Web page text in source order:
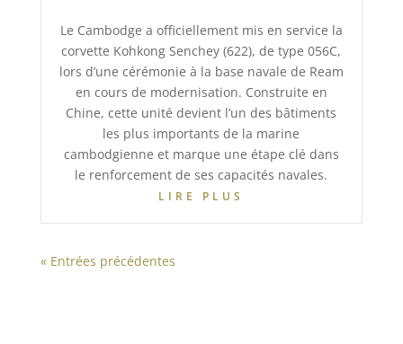
Le Cambodge a officiellement mis en service la
corvette Kohkong Senchey (622), de type 056C,
lors d’une cérémonie à la base navale de Ream
en cours de modernisation. Construite en
Chine, cette unité devient l’un des bâtiments
les plus importants de la marine
cambodgienne et marque une étape clé dans
le renforcement de ses capacités navales.
LIRE PLUS
« Entrées précédentes